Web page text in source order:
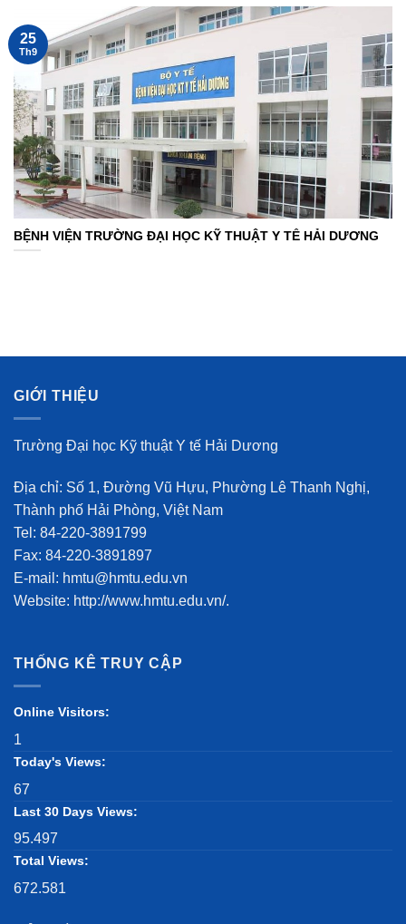
BỆNH VIỆN TRƯỜNG ĐẠI HỌC KỸ THUẬT Y TẾ HẢI DƯƠNG
25
Th9
GIỚI THIỆU
Trường Đại học Kỹ thuật Y tế Hải Dương
Địa chỉ: Số 1, Đường Vũ Hựu, Phường Lê Thanh Nghị,
Thành phố Hải Phòng, Việt Nam
Tel: 84-220-3891799
Fax: 84-220-3891897
E-mail: hmtu@hmtu.edu.vn
Website: http://www.hmtu.edu.vn/.
THỐNG KÊ TRUY CẬP
Online Visitors:
1
Today's Views:
67
Last 30 Days Views:
95.497
Total Views:
672.581